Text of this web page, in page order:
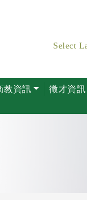
Select
教資訊 徵才資訊